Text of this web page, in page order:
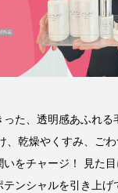
た、透明感あふれる
、乾燥やくすみ、ご
いをチャージ！ 見た
ンシャルを引き上げ